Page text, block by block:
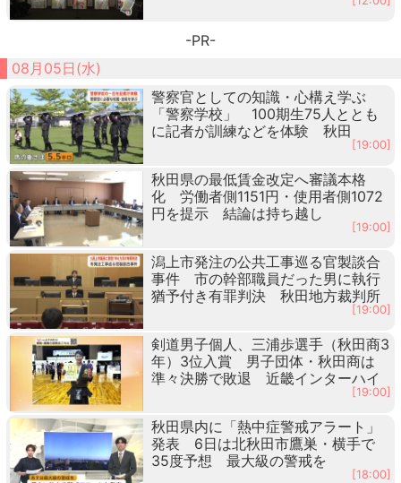
-PR-
08月05日(水)
警察官としての知識・心構え学ぶ
「警察学校」 100期生75人ととも
に記者が訓練などを体験 秋田
[19:00]
秋田県の最低賃金改定へ審議本格
化 労働者側1151円・使用者側1072
円を提示 結論は持ち越し
[19:00]
潟上市発注の公共工事巡る官製談合
事件 市の幹部職員だった男に執行
猶予付き有罪判決 秋田地方裁判所
[19:00]
剣道男子個人、三浦歩選手（秋田商3
年）3位入賞 男子団体・秋田商は
準々決勝で敗退 近畿インターハイ
[19:00]
秋田県内に「熱中症警戒アラート」
発表 6日は北秋田市鷹巣・横手で
35度予想 最大級の警戒を
[18:00]